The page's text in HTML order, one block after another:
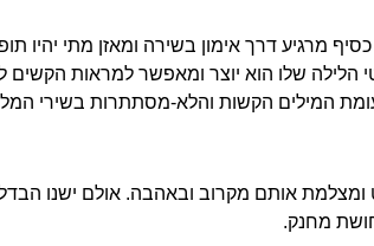
מרגיע דרך אימון בשירה ומאזן מתי יהיו
שלו הוא יוצר ומאפשר למראות הקשים
המילים הקשות והלא-מסתתרות בשירי
אותם מקרוב ובאהבה. אולם ישנו הבדל
מחנק.